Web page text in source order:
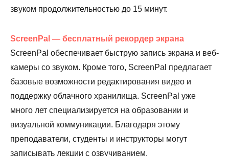
звуком продолжительностью до 15 минут.
ScreenPal — бесплатный рекордер экрана
ScreenPal обеспечивает быструю запись экрана и веб-
камеры со звуком. Кроме того, ScreenPal предлагает
базовые возможности редактирования видео и
поддержку облачного хранилища. ScreenPal уже
много лет специализируется на образовании и
визуальной коммуникации. Благодаря этому
преподаватели, студенты и инструкторы могут
записывать лекции с озвучиванием.